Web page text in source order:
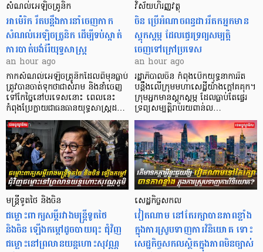
សំណល់អេឡិចត្រូនិក
អាម៉េរិក រឹតបន្តឹងការនាំចេញកាក
សំណល់អេឡិចត្រូនិក ដើម្បីទប់ស្កាត់
ការបាត់បង់រ៉ែយុទ្ធសាស្ត្រ
an hour ago
កាក​សំណល់​អេឡិច​ត្រូនិកដែល​ពីមុនធ្លាប់​
ត្រូវបានចាត់ទុកថាជាសំរាម និងនាំចេញ
ទៅកែច្នៃនៅបរទេស​នោះ ពេលនេះ
កំពុងប្រែក្លាយជាធនធានយុទ្ធសាស្ត្រដ…
វិស័យហិរញ្ញវត្ថុ
ចិន ប្រើ​អំណាចពន្ធដាររឹតកអ្នកមាន
ស្ដុកស្ដម្ភ ដែលផ្ទេរទ្រព្យសម្បត្តិ
ចេញទៅក្រៅប្រទេស
an hour ago
រដ្ឋាភិបាលចិន កំពុងបើកយុទ្ធនាការរឹត
បន្តឹងលើក្រុមមហាសេដ្ឋី​យ៉ាង​ក្ដៅគគុក។
​ក្រុមអ្នកមានស្ដុកស្ដម្ភ ដែល​ធ្លាប់​តែផ្ទេរ
ទ្រព្យសម្បត្តិរាប់រយពាន់ល…
មន្ត្រីទូតថៃ និងចិន
ជម្លោះពាក្យសម្តីរវាងមន្ត្រីទូតថៃ
និងចិន ឡើងកម្ដៅដូចបាយពុះ ជុំវិញ
ជម្លោះនៅព្រលានយន្តហោះសុវណ្ណ
សេដ្ឋកិច្ចសកល
វៀតណាម នៅតែរក្សាបានភាពខ្លាំង
ក្នុងការស្រូបទាញការវិនិយោគ​ ទោះ
សេដ្ឋកិច្ចសកលស្ថិតក្នុងភាពមិនច្បាស់